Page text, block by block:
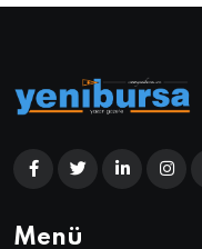
Menü